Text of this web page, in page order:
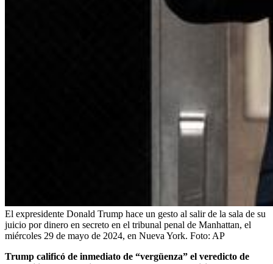
El expresidente Donald Trump hace un gesto al salir de la sala de su
juicio por dinero en secreto en el tribunal penal de Manhattan, el
miércoles 29 de mayo de 2024, en Nueva York. Foto: AP
Trump calificó de inmediato de “vergüenza” el veredicto de